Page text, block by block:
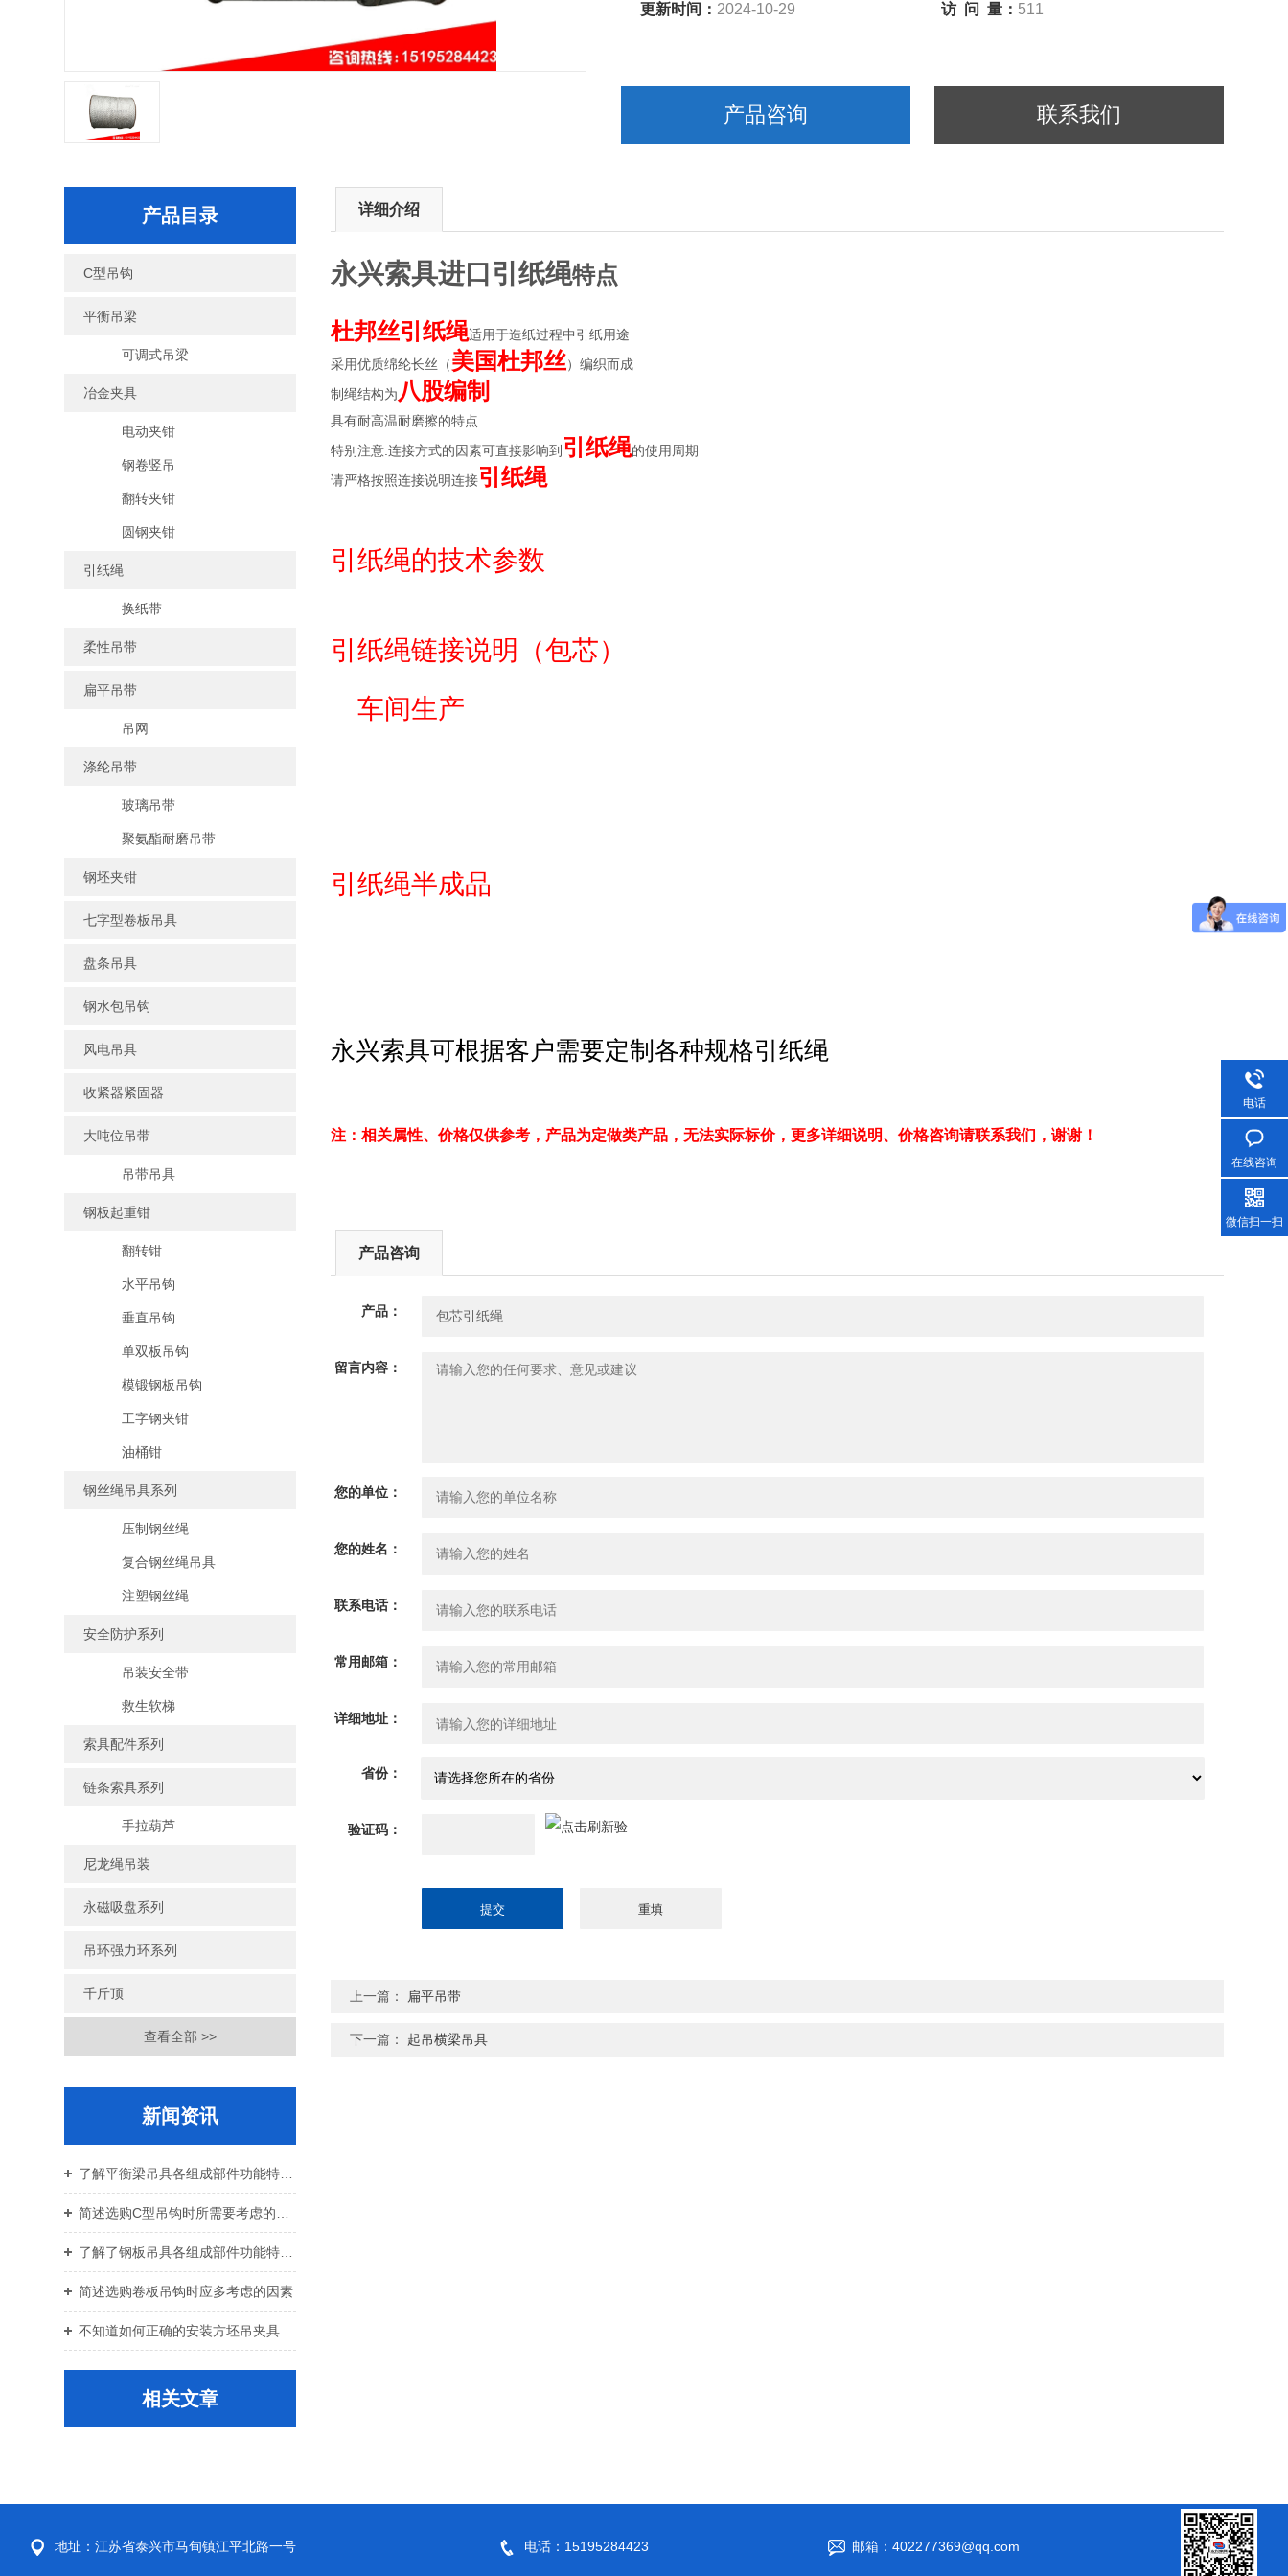
更新时间： 2024-10-29 访 问 量： 511
产品咨询 联系我们
产品目录
C型吊钩
平衡吊梁
可调式吊梁
冶金夹具
电动夹钳
钢卷竖吊
翻转夹钳
圆钢夹钳
引纸绳
换纸带
柔性吊带
扁平吊带
吊网
涤纶吊带
玻璃吊带
聚氨酯耐磨吊带
钢坯夹钳
七字型卷板吊具
盘条吊具
钢水包吊钩
风电吊具
收紧器紧固器
大吨位吊带
吊带吊具
钢板起重钳
翻转钳
水平吊钩
垂直吊钩
单双板吊钩
模锻钢板吊钩
工字钢夹钳
油桶钳
钢丝绳吊具系列
压制钢丝绳
复合钢丝绳吊具
注塑钢丝绳
安全防护系列
吊装安全带
救生软梯
索具配件系列
链条索具系列
手拉葫芦
尼龙绳吊装
永磁吸盘系列
吊环强力环系列
千斤顶
查看全部 >>
新闻资讯
简述选购卷板吊钩时应多考虑的因素
相关文章
详细介绍
永兴索具进口引纸绳特点
杜邦丝引纸绳适用于造纸过程中引纸用途
采用优质绵纶长丝（美国杜邦丝）编织而成
制绳结构为 八股编制
具有耐高温耐磨擦的特点
特别注意:连接方式的因素可直接影响到 引纸绳的使用周期
请严格按照连接说明连接引纸绳
引纸绳的技术参数
引纸绳链接说明（包芯）
车间生产
引纸绳半成品
永兴索具可根据客户需要定制各种规格引纸绳
注：相关属性、价格仅供参考，产品为定做类产品，无法实际标价，更多详细说明、价格咨询请联系我们，谢谢！
产品咨询
产品：
留言内容：
您的单位：
您的姓名：
联系电话：
常用邮箱：
详细地址：
省份：
验证码：
上一篇： 扁平吊带
下一篇： 起吊横梁吊具
地址：江苏省泰兴市马甸镇江平北路一号 电话：15195284423 邮箱：402277369@qq.com
电话
在线咨询
微信扫一扫